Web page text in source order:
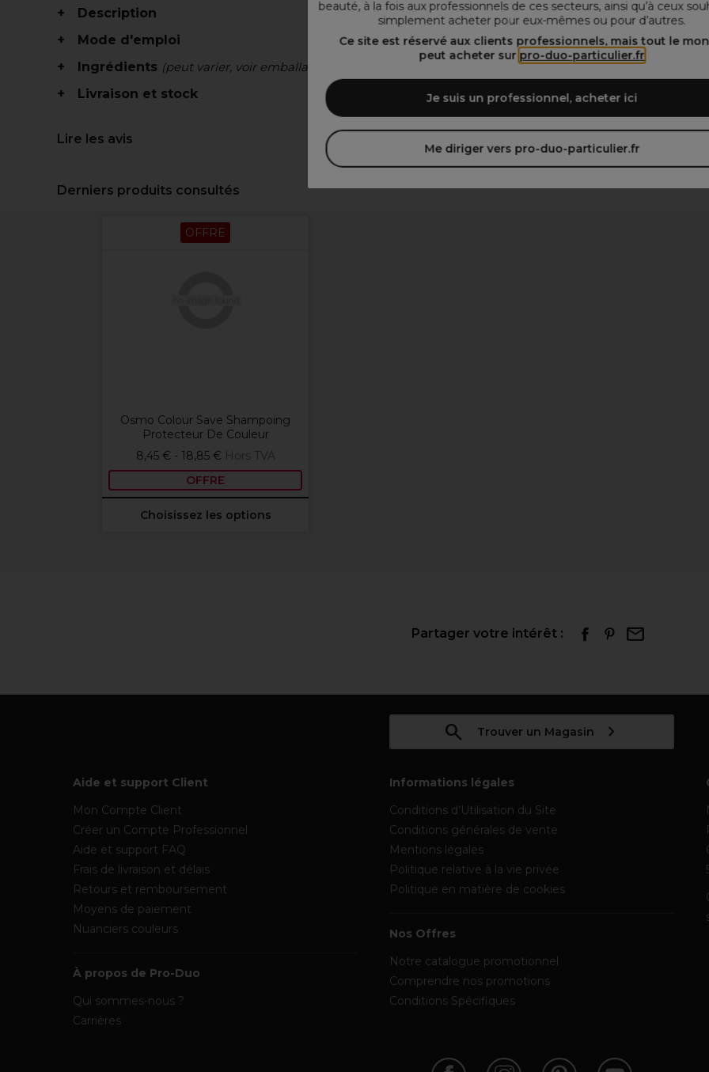
beauté, à la fois aux professionnels de ces secteurs, ainsi qu’à ceux
simplement acheter pour eux-mêmes ou pour d’autres.
Ce site est réservé aux clients professionnels, mais tout le
peut acheter sur pro-duo-particulier.fr
Je suis un professionnel, acheter ici
Me diriger vers pro-duo-particulier.fr
Description
Mode d'emploi
Ingrédients (peut varier, voir emballage)
Livraison et stock
Lire les avis
Derniers produits consultés
OFFRE
Osmo Colour Save Shampoing
Protecteur De Couleur
8,45 € - 18,85 € Hors TVA
OFFRE
Choisissez les options
Partager votre intérêt :
Trouver un Magasin
Aide et support Client
Mon Compte Client
Créer un Compte Professionnel
Aide et support FAQ
Frais de livraison et délais
Retours et remboursement
Moyens de paiement
Nuanciers couleurs
À propos de Pro-Duo
Qui sommes-nous ?
Carrières
Informations légales
Conditions d’Utilisation du Site
Conditions générales de vente
Mentions légales
Politique relative à la vie privée
Politique en matière de cookies
Nos Offres
Notre catalogue promotionnel
Comprendre nos promotions
Conditions Spécifiques